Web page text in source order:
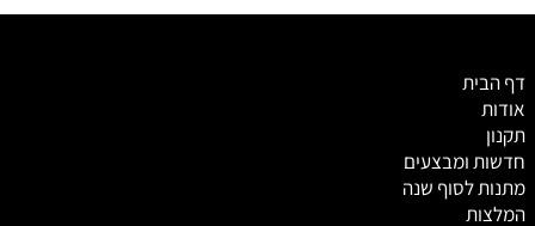
דף הבית
אודות
תקנון
חדשות ומבצעים
מתנות לסוף שנה
המלצות